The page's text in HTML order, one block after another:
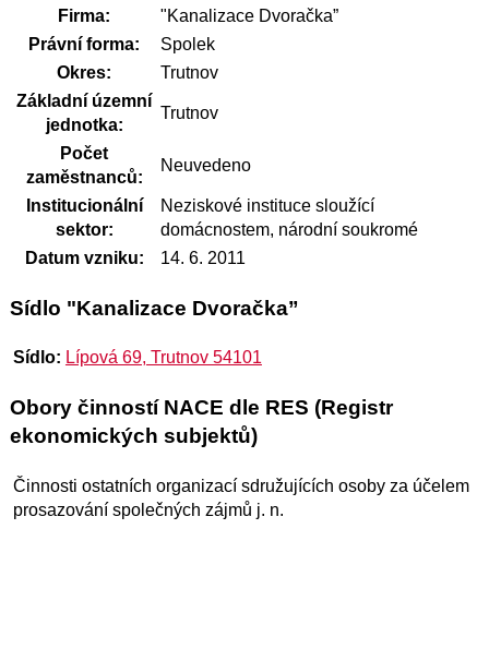
Firma:
"Kanalizace Dvoračka”
Právní forma:
Spolek
Okres:
Trutnov
Základní územní
jednotka:
Trutnov
Počet
zaměstnanců:
Neuvedeno
Institucionální
sektor:
Neziskové instituce sloužící
domácnostem, národní soukromé
Datum vzniku:
14. 6. 2011
Sídlo "Kanalizace Dvoračka”
Sídlo: Lípová 69, Trutnov 54101
Obory činností NACE dle RES (Registr
ekonomických subjektů)
Činnosti ostatních organizací sdružujících osoby za účelem
prosazování společných zájmů j. n.